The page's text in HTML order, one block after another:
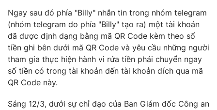
Tổng Biên tập:
Vũ Thanh Thủy
Phó Tổng Biên tập:Nguyễn Thị Mỹ Hạnh, Phạm Quốc Thắng,
Nguyễn Trọng Ninh
Tổng đài VTV:024.38 355 931 - 024.38 355 932
Ðiện thoại Thời báo VTV:024.66 897 897
Email:toasoan@vtv.vn
Ngay sau đó phía "Billy" nhắn tin trong nhóm telegram
(nhóm telegram do phía "Billy" tạo ra) một tài khoản
đã được định dạng bằng mã QR Code kèm theo số
tiền ghi bên dưới mã QR Code và yêu cầu những người
tham gia thực hiện hành vi rửa tiền phải chuyển ngay
số tiền có trong tài khoản đến tài khoản đích qua mã
QR Code này.
Sáng 12/3, dưới sự chỉ đạo của Ban Giám đốc Công an